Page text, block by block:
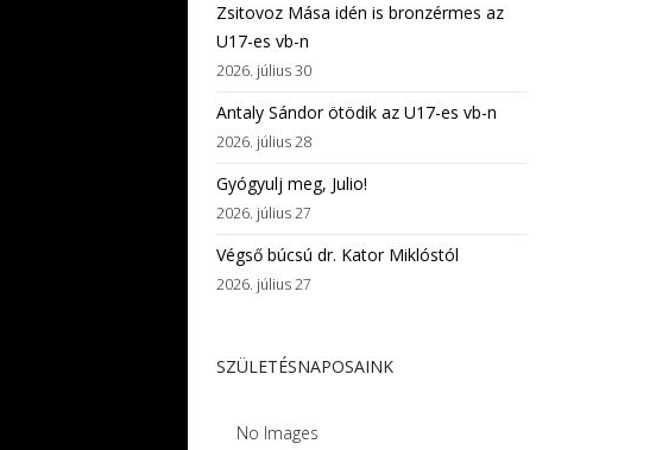
Zsitovoz Mása idén is bronzérmes az
U17-es vb-n
2026. július 30
Antaly Sándor ötödik az U17-es vb-n
2026. július 28
Gyógyulj meg, Julio!
2026. július 27
Végső búcsú dr. Kator Miklóstól
2026. július 27
SZÜLETÉSNAPOSAINK
No Images